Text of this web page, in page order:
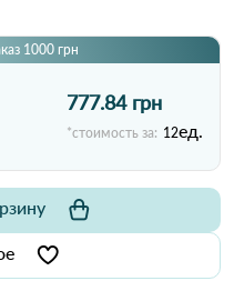
1000 грн
777.84 грн
*стоимость за: 12ед.